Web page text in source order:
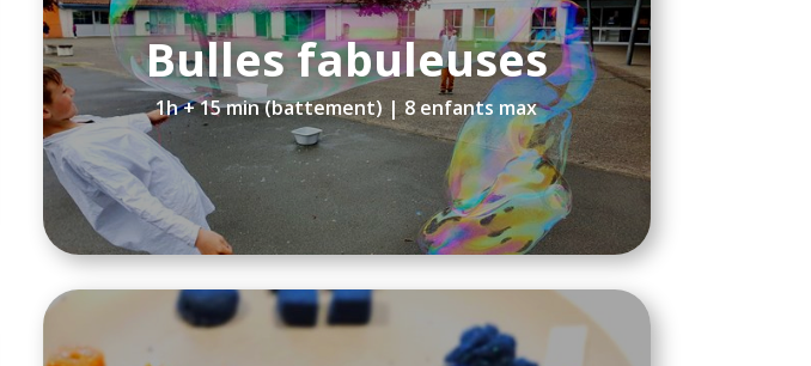
Bulles fabuleuses
1h + 15 min (battement) | 8 enfants max